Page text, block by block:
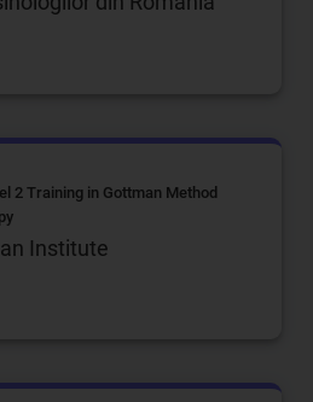
2 Training in Gottman Method
Institute